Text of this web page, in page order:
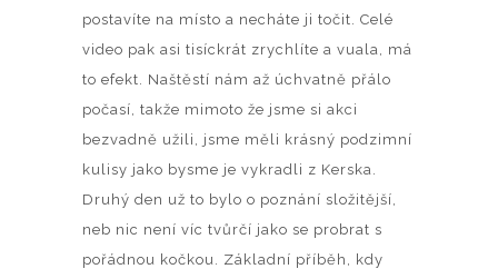
postavíte na místo a necháte ji točit. Celé
video pak asi tisíckrát zrychlíte a vuala, má
to efekt. Naštěstí nám až úchvatně přálo
počasí, takže mimoto že jsme si akci
bezvadně užili, jsme měli krásný podzimní
kulisy jako bysme je vykradli z Kerska.
Druhý den už to bylo o poznání složitější,
neb nic není víc tvůrčí jako se probrat s
pořádnou kočkou. Základní příběh, kdy